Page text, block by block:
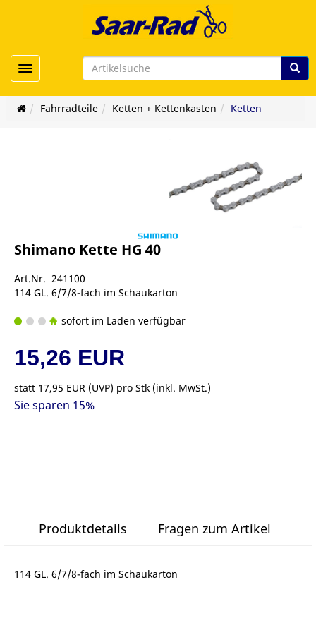
Toggle navigation
Fahrradteile Ketten + Kettenkasten Ketten
Shimano Kette HG 40
Art.Nr. 241100
114 GL. 6/7/8-fach im Schaukarton
sofort im Laden verfügbar
15,26 EUR
statt 17,95 EUR (UVP) pro Stk (inkl. MwSt.)
Sie sparen 15%
Produktdetails Fragen zum Artikel
114 GL. 6/7/8-fach im Schaukarton